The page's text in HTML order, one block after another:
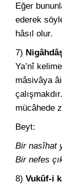
Eğer
ederek
hâsıl olur.
7)
Ya’nî
mâsivâya
mücâhede
Beyt:
Bir nasîhat
Bir nefes
8) Vukûf-i